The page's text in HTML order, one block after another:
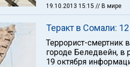
19.10.2013 15:15 // В мире
Теракт в Сомали:
Террорист-смертник
городе Беледвейн, в
19 октября